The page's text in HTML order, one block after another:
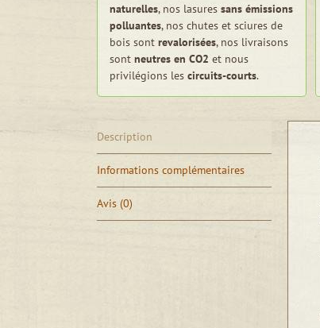
naturelles, nos lasures sans émissions
polluantes, nos chutes et sciures de
bois sont revalorisées, nos livraisons
sont neutres en CO2 et nous
privilégions les circuits-courts.
Description
Informations complémentaires
Avis (0)